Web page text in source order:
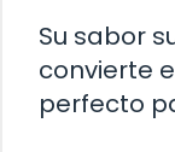
Su sabor
convierte
perfecto